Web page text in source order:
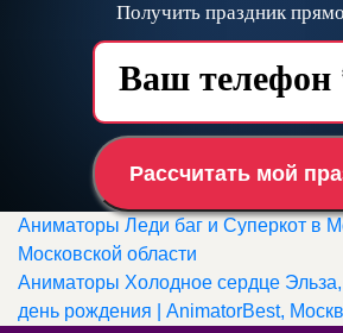
Получить праздник
Рассчитать мой
Аниматоры Леди баг и Суперкот в
Московской области
Аниматоры Холодное сердце
день рождения | AnimatorBest,